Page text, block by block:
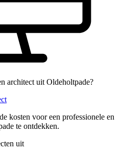
architect uit Oldeholtpade?
kosten voor een professionele en
te ontdekken.
uit